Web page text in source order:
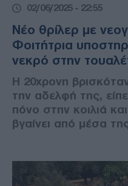
02/06/2025 - 22:55
Νέο θρίλερ με
Φοιτήτρια
νεκρό στην
Η 20χρονη
την αδελφή της,
πόνο στην κοιλιά
βγαίνει από μέσα